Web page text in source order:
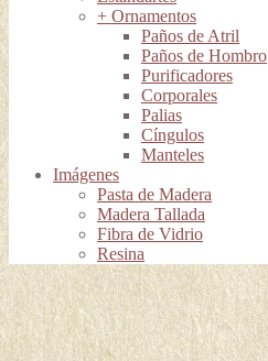
+ Ornamentos
Paños de Atril
Paños de Hombro
Purificadores
Corporales
Palias
Cíngulos
Manteles
Imágenes
Pasta de Madera
Madera Tallada
Fibra de Vidrio
Resina